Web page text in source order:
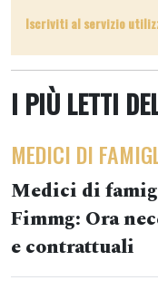
Iscriviti al servizio
I PIÙ LETTI
MEDICI DI
Medici di
Fimmg: Ora
e contrattuali